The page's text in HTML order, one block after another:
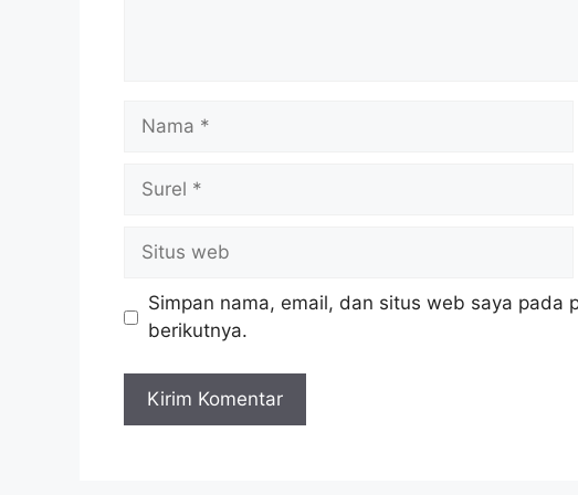
Nama
Surel
Situs
web
Simpan nama, email, dan situs web saya pada
berikutnya.